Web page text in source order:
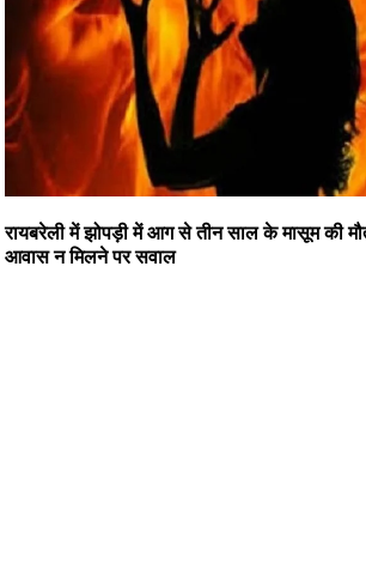
रायबरेली में झोपड़ी में आग से तीन साल के मासूम की
आवास न मिलने पर सवाल